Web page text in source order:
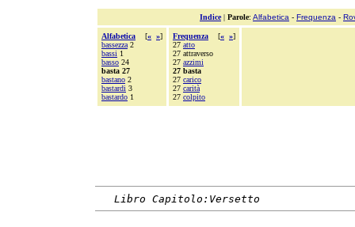
Indice| Parole: Alfabetica - Frequenza -
Alfabetica [« »]
bassezza 2
bassi 1
basso 24
basta 27
bastano 2
bastardi 3
bastardo 1
Frequenza [« »]
27 atto
27 attraverso
27 azzimi
27 basta
27 carico
27 carità
27 colpito
Libro Capitolo:Versetto